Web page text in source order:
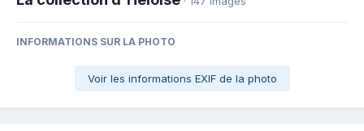
INFORMATIONS SUR LA PHOTO
Voir les informations EXIF de la photo